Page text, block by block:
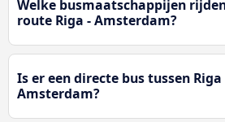
Welke busmaatschappijen
route Riga - Amsterdam?
Is er een directe bus tussen Riga
Amsterdam?